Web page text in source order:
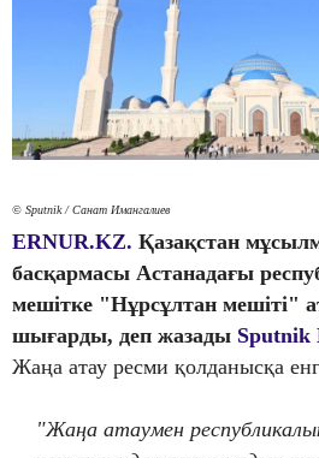
© Sputnik / Санат Имангалиев
ERNUR.KZ. Қазақстан
басқармасы Астанадағы
мешітке "Нұрсұлтан мешіті"
шығарды, деп жазады Sputnik
Жаңа атау ресми қолданысқа
"Жаңа атаумен